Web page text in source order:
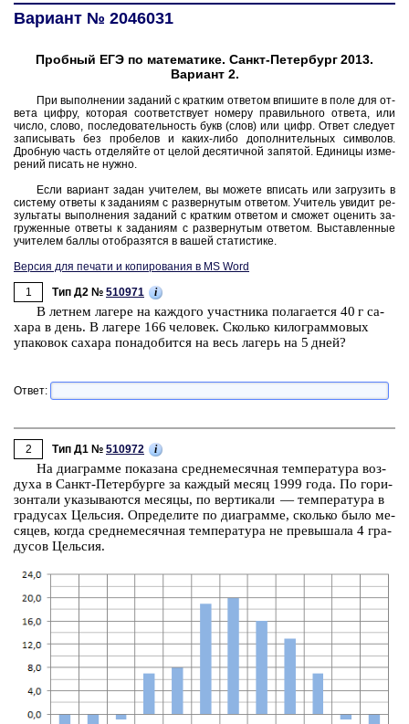
Вариант № 2046031
Пробный ЕГЭ по математике. Санкт-Петербург 2013.
Вариант 2.
При вы­пол­не­нии за­да­ний с крат­ким от­ве­том впи­ши­те в поле для от­
ве­та цифру, ко­то­рая со­от­вет­ству­ет но­ме­ру пра­виль­но­го от­ве­та, или
число, слово, по­сле­до­ва­тель­ность букв (слов) или цифр. Ответ сле­ду­ет
за­пи­сы­вать без про­бе­лов и каких-либо до­пол­ни­тель­ных сим­во­лов.
Дроб­ную часть от­де­ляй­те от целой де­ся­тич­ной за­пя­той. Еди­ни­цы из­ме­
ре­ний пи­сать не нужно.
Если ва­ри­ант задан учи­те­лем, вы мо­же­те впи­сать или за­гру­зить в
си­сте­му от­ве­ты к за­да­ни­ям с раз­вер­ну­тым от­ве­том. Учи­тель уви­дит ре­
зуль­та­ты вы­пол­не­ния за­да­ний с крат­ким от­ве­том и смо­жет оце­нить за­
гру­жен­ные от­ве­ты к за­да­ни­ям с раз­вер­ну­тым от­ве­том. Вы­став­лен­ные
учи­те­лем баллы отоб­ра­зят­ся в вашей ста­ти­сти­ке.
Версия для печати и копирования в MS Word
1
Тип Д2 № 510971 i
В лет­нем ла­ге­ре на каж­до­го участ­ни­ка по­ла­га­ет­ся 40 г са­
ха­ра в день. В ла­ге­ре 166 че­ло­век. Сколь­ко ки­ло­грам­мо­вых
упа­ко­вок са­ха­ра по­на­до­бит­ся на весь ла­герь на 5 дней?
Ответ:
2 Тип Д1 № 510972 i
На диа­грам­ме по­ка­за­на сред­не­ме­сяч­ная тем­пе­ра­ту­ра воз­
ду­ха в Санкт-Пе­тер­бур­ге за каж­дый месяц 1999 года. По го­ри­
зон­та­ли ука­зы­ва­ют­ся ме­ся­цы, по вер­ти­ка­ли — тем­пе­ра­ту­ра в
гра­ду­сах Цель­сия. Опре­де­ли­те по диа­грам­ме, сколь­ко было ме­
ся­цев, когда сред­не­ме­сяч­ная тем­пе­ра­ту­ра не пре­вы­ша­ла 4 гра­
ду­сов Цель­сия.